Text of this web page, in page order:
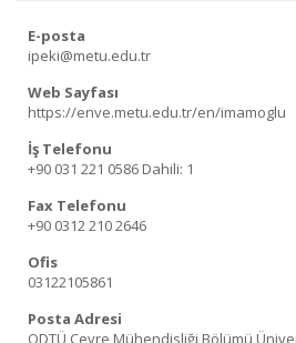
E-posta
ipeki@metu.edu.tr
Web Sayfası
https://enve.metu.edu.tr/en/imamoglu
İş Telefonu
+90 031 221 0586 Dahili: 1
Fax Telefonu
+90 0312 210 2646
Ofis
03122105861
Posta Adresi
ODTÜ Çevre Mühendisliği Bölümü